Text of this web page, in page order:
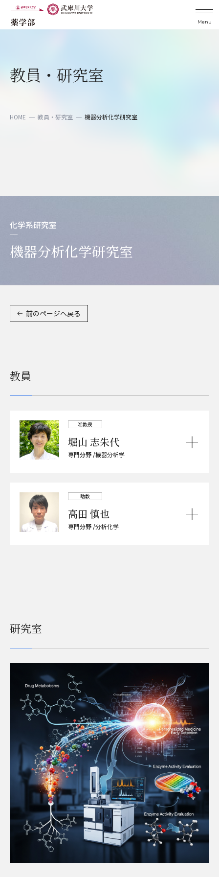
Menu
教員・研究室
HOME 教員・研究室 機器分析化学研究室
化学系研究室
機器分析化学研究室
前のページへ戻る
教員
准教授
堀山 志朱代
専門分野 /機器分析学
助教
高田 慎也
専門分野 /分析化学
研究室